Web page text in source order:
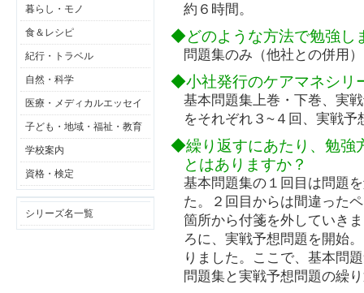
暮らし・モノ
食＆レシピ
紀行・トラベル
自然・科学
医療・メディカルエッセイ
子ども・地域・福祉・教育
学校案内
資格・検定
シリーズ名一覧
約６時間。
◆どのような方法で勉強し
問題集のみ（他社との併用
◆小社発行のケアマネシリ
基本問題集上巻・下巻、実
をそれぞれ３~４回、実戦
◆繰り返すにあたり、勉強
とはありますか？
基本問題集の１回目は問題
た。２回目からは間違った
箇所から付箋を外していき
ろに、実戦予想問題を開始
りました。ここで、基本問
問題集と実戦予想問題の繰